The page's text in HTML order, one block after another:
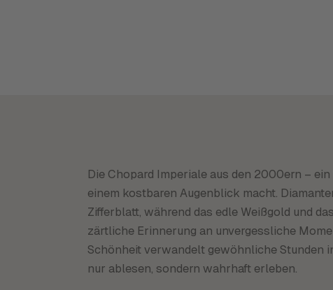
Die Chopard Imperiale aus den 2000ern –
einem kostbaren Augenblick macht.
Zifferblatt, während das edle Weißgold und
zärtliche Erinnerung an unvergessliche
Schönheit verwandelt gewöhnliche Stunden
nur ablesen, sondern wahrhaft erleben.